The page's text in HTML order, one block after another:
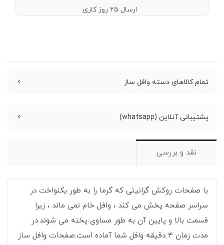
ارسال ۲۵ روز کاری
تمام کالاهای دسته وافل ساز
پشتیبانی آنلاین (whatsapp)
نقد و بررسی
با صفحات روکش گرانیتی که گرما را به طور یکنواخت در
سراسر صفحه پخش می کند ، وافل خام نمی ماند ، زیرا
قسمت بالا و پایین آن به طور مساوی پخته می شوند.در
مدت زمان 4 دقیقه وافل شما آماده است.صفحات وافل ساز